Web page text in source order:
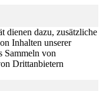
dienen dazu, zusätzliche
Inhalten unserer
Sammeln von
Drittanbietern